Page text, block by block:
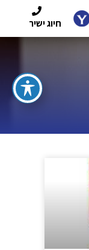
חיוג ישיר